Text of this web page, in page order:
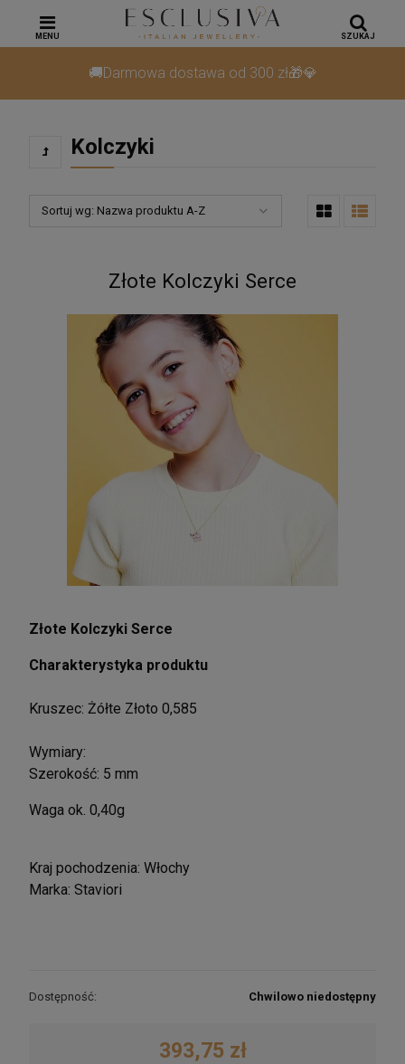
🚚Darmowa dostawa od 300 zł🎁💎
MENU SZUKAJ
Kolczyki
Sortuj wg: Nazwa produktu A-Z
Złote Kolczyki Serce
Złote Kolczyki Serce
Charakterystyka produktu
Kruszec: Żółte Złoto 0,585
Wymiary:
Szerokość: 5 mm
Waga ok. 0,40g
Kraj pochodzenia: Włochy
Marka: Staviori
Dostępność: Chwilowo niedostępny
393,75 zł